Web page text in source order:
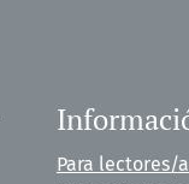
Para lectores/